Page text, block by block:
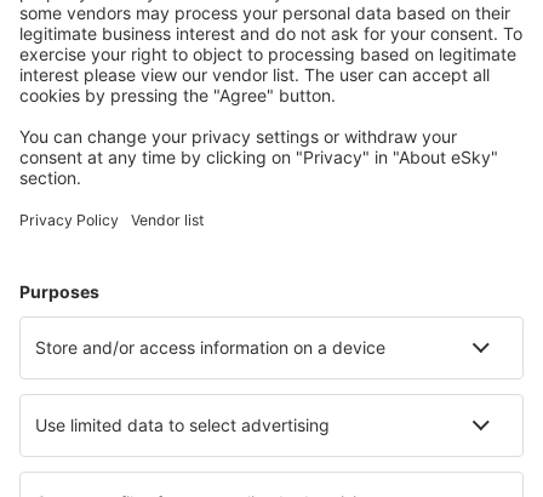
Ubytování dle vašeho gusta
Vyberte si z více než 1.3 milionu zařízení: hotelů,
apartmánů, chat a dalších.
Uživateli eSky nejčastěji hledané ubytování
Ubytování v Itálii - Oblíbená města
Ubytování v Benátkách Ubytování v Neapoli
Ubytování in Ugento Ubytování in Arezzo
Ubytování v Algheru Ubytování in Lucca